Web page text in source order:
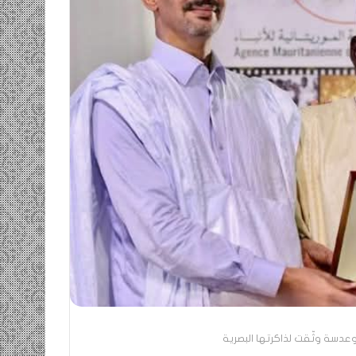
وثّقت لذاكرتها البصرية
…/ بين
المغاضبين
ومضة…./
بومديد…..صرخة
استغاثة..
معادة..؟
الشريف
25 يونيو، 2022
ومضة…./ بومديد…..صرخة استغاثة..
معادة..؟ / الشريف بونا